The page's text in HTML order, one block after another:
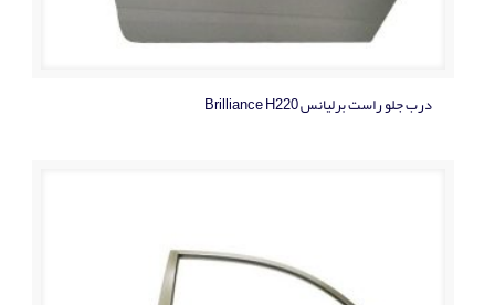
درب جلو راست برلیانس Brilliance H220